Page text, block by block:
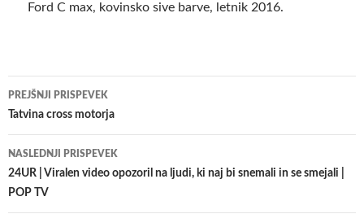
Ford C max, kovinsko sive barve, letnik 2016.
Krmarjenje
po
prispevkih
PREJŠNJI PRISPEVEK
Tatvina cross motorja
NASLEDNJI PRISPEVEK
24UR | Viralen video opozoril na ljudi, ki naj bi snemali in se smejali |
POP TV